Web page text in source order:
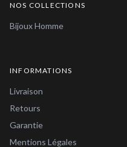
NOS COLLECTIONS
Bijoux Homme
INFORMATIONS
Livraison
Retours
Garantie
Mentions Légales